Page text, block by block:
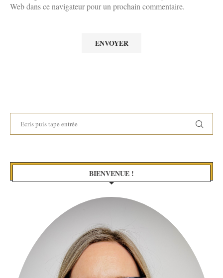
Web dans ce navigateur pour un prochain commentaire.
BIENVENUE !